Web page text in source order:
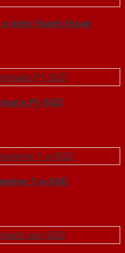
o kinh thanh thoat
P1-SGD
1-a-SGD